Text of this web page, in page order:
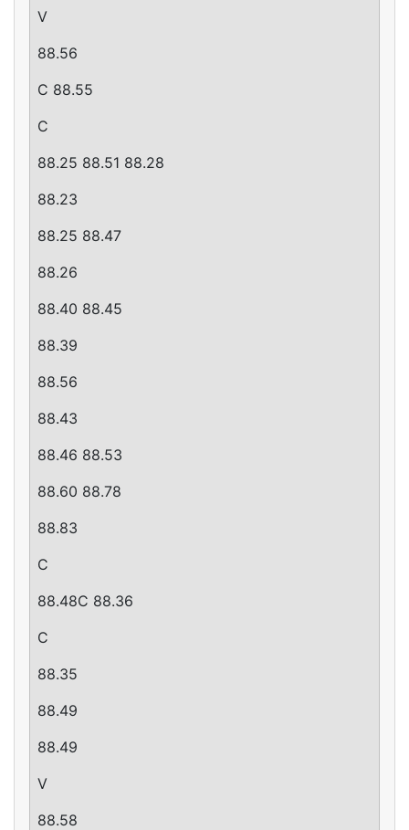
V
88.56
C 88.55
C
88.25 88.51 88.28
88.23
88.25 88.47
88.26
88.40 88.45
88.39
88.56
88.43
88.46 88.53
88.60 88.78
88.83
C
88.48C 88.36
C
88.35
88.49
88.49
V
88.58